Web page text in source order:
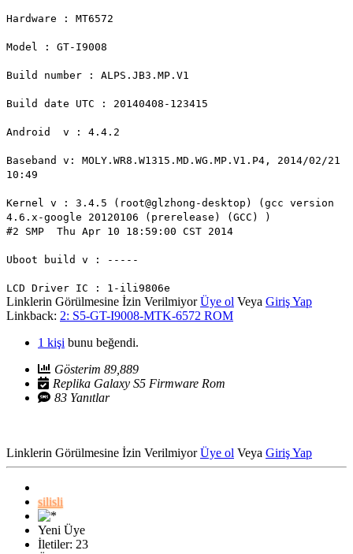
Hardware : MT6572
Model : GT-I9008
Build number : ALPS.JB3.MP.V1
Build date UTC : 20140408-123415
Android v : 4.4.2
Baseband v: MOLY.WR8.W1315.MD.WG.MP.V1.P4, 2014/02/21
10:49
Kernel v : 3.4.5 (root@glzhong-desktop) (gcc version
4.6.x-google 20120106 (prerelease) (GCC) )
#2 SMP Thu Apr 10 18:59:00 CST 2014
Uboot build v : -----
LCD Driver IC : 1-ili9806e
Linklerin Görülmesine İzin VerilmiyorÜye ol Veya Giriş Yap
Linkback: 2: S5-GT-I9008-MTK-6572 ROM
1 kişi bunu beğendi.
Gösterim 89,889
Replika Galaxy S5 Firmware Rom
83 Yanıtlar
Linklerin Görülmesine İzin VerilmiyorÜye ol Veya Giriş Yap
silisli
Yeni Üye
İletiler: 23